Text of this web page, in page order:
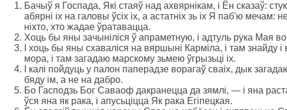
Бачыў я Госпада, Які стаяў над ахвярнікам, і Ён сказаў:
абярні іх на галовы ўсіх іх, а астатніх зь іх Я паб'ю мечам:
ніхто, хто жадае ўратавацца.
Хоць бы яны зачыніліся ў апраметную, і адтуль рука Мая
І хоць бы яны схаваліся на вяршыні Карміла, і там знайду
мора, і там загадаю марскому зьмею ўгрызьці іх.
І калі пойдуць у палон паперадзе ворагаў сваіх, дык
бяду ім, а не на дабро.
Бо Гасподзь Бог Саваоф дакранецца да зямлі, — і яна
ўся яна як рака, і апусьціцца Як рака Егіпецкая.